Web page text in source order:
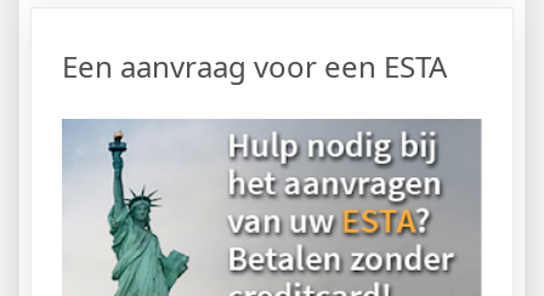
Een aanvraag voor een ESTA